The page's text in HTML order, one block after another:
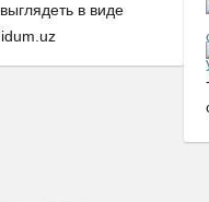
в виде
idum.uz